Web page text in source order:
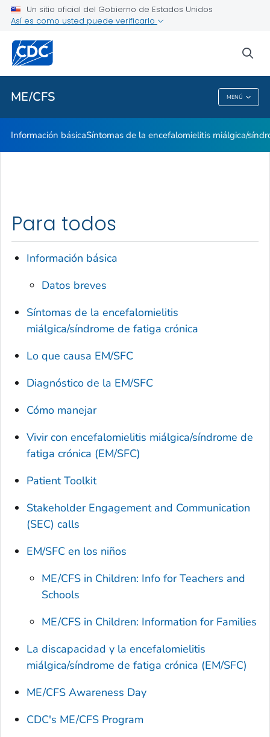
Un sitio oficial del Gobierno de Estados Unidos
Así es como usted puede verificarlo
ME/CFS MENÚ
Stakeholder Engagement and Communication (SEC) calls
Proveedores de atención médica
ME/CFS
Información básicaSíntomas de la encefalomielitis miálgica/
Para todos
Información básica
Datos breves
Síntomas de la encefalomielitis
miálgica/síndrome de fatiga crónica
Lo que causa EM/SFC
Diagnóstico de la EM/SFC
Cómo manejar
Vivir con encefalomielitis miálgica/síndrome de
fatiga crónica (EM/SFC)
Patient Toolkit
Stakeholder Engagement and Communication
(SEC) calls
EM/SFC en los niños
ME/CFS in Children: Info for Teachers and
Schools
ME/CFS in Children: Information for Families
La discapacidad y la encefalomielitis
miálgica/síndrome de fatiga crónica (EM/SFC)
ME/CFS Awareness Day
CDC's ME/CFS Program